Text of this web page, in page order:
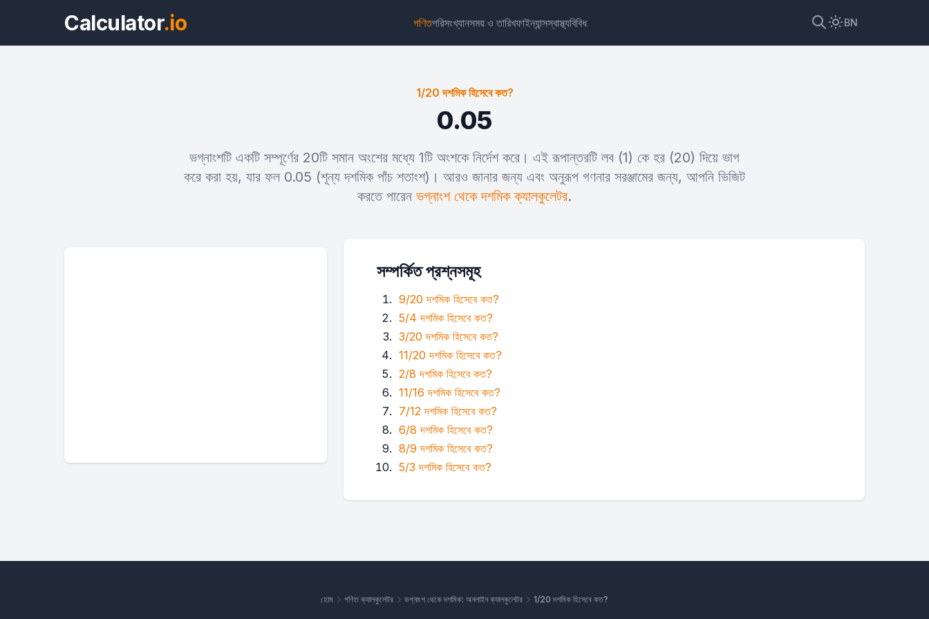
Calculator.io গণিতপরিসংখ্যানসময় ও তারিখফাইন্যান্সস্বাস্থ্যবিবিধ BN
উইজেট লিঙ্ক টেক্সট এইচটিএমএল
প্রিভিউ 1/20 দশমিক হিসেবে কত? উইজেট
1/20 দশমিক হিসেবে কত?
0.05
ভগ্নাংশটি একটি সম্পূর্ণের 20টি সমান অংশের মধ্যে 1টি অংশকে নির্দেশ করে। এই রূপান্তরটি লব (1) কে হর (20) দিয়ে ভাগ
করে করা হয়, যার ফল 0.05 (শূন্য দশমিক পাঁচ শতাংশ)। আরও জানার জন্য এবং অনুরূপ গণনার সরঞ্জামের জন্য, আপনি ভিজিট
করতে পারেন ভগ্নাংশ থেকে দশমিক ক্যালকুলেটর.
সম্পর্কিত প্রশ্নসমূহ
9/20 দশমিক হিসেবে কত?
5/4 দশমিক হিসেবে কত?
3/20 দশমিক হিসেবে কত?
11/20 দশমিক হিসেবে কত?
2/8 দশমিক হিসেবে কত?
11/16 দশমিক হিসেবে কত?
7/12 দশমিক হিসেবে কত?
6/8 দশমিক হিসেবে কত?
8/9 দশমিক হিসেবে কত?
5/3 দশমিক হিসেবে কত?
হোম গণিত ক্যালকুলেটর ভগ্নাংশ থেকে দশমিক: অনলাইন ক্যালকুলেটর 1/20 দশমিক হিসেবে কত?